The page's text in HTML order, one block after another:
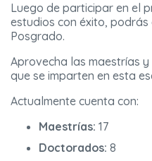
Luego de participar en el
estudios con éxito,
Posgrado.
Aprovecha las maestrías
que se imparten en esta
Actualmente cuenta con:
Maestrías: 17
Doctorados: 8